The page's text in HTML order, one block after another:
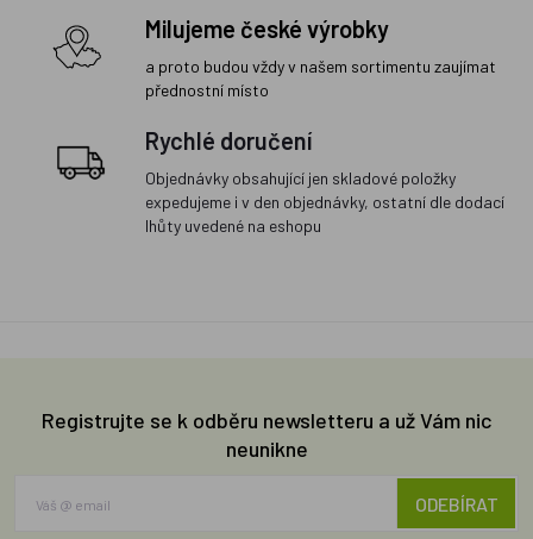
Milujeme české výrobky
a proto budou vždy v našem sortimentu zaujímat
přednostní místo
Rychlé doručení
Objednávky obsahující jen skladové položky
expedujeme i v den objednávky, ostatní dle dodací
lhůty uvedené na eshopu
Registrujte se k odběru newsletteru a už Vám nic
neunikne
ODEBÍRAT